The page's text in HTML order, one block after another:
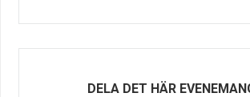
DELA DET HÄR